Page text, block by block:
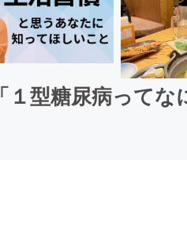
「１型糖尿病って